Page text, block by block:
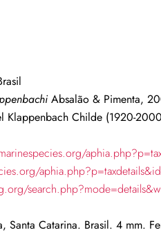
Absalão& Pimenta,
Klappenbach Childe (1920-
Santa Catarina. Brasil. 4 mm.